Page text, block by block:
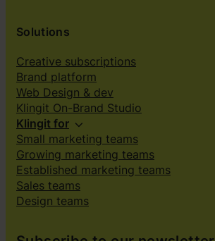
Solutions
Creative subscriptions
Brand platform
Web Design & dev
Klingit On-Brand Studio
Klingit for
Small marketing teams
Growing marketing teams
Established marketing teams
Sales teams
Design teams